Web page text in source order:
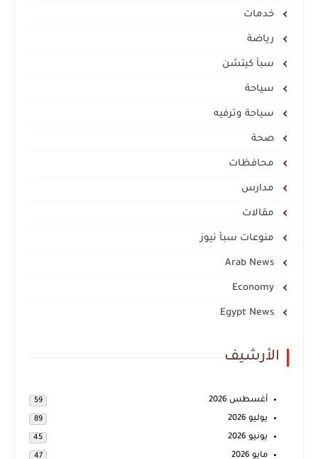
خدمات
رياضة
سبأ كيتشن
سياحة
سياحة وترفيه
صحة
محافظات
مدارس
مقالات
منوعات سبأ نيوز
Arab News
Economy
Egypt News
الأرشيف
أغسطس 2026 59
يوليو 2026 89
يونيو 2026 45
مايو 2026 47